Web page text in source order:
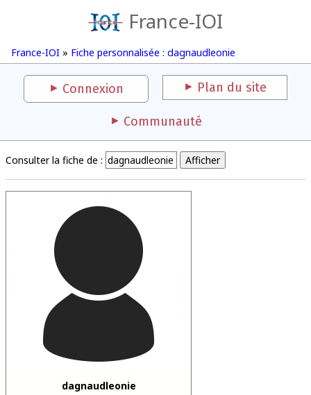
France-IOI
France-IOI » Fiche personnalisée : dagnaudleonie
Connexion Plan du site
Communauté
Consulter la fiche de :
dagnaudleonie